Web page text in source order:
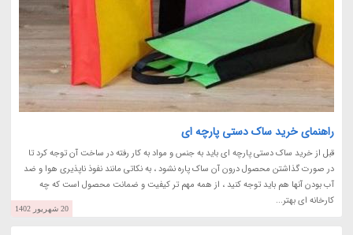
راهنمای خرید ساک دستی پارچه ای
قبل از خرید ساک دستی پارچه ای باید به جنس و مواد به کار رفته در ساخت آن توجه کرد تا
در صورت گذاشتن محصول درون آن ساک پاره نشود ، به نکاتی مانند نفوذ ناپذیری هوا و ضد
آب بودن آنها هم باید توجه کنید ، از همه مهم تر کیفیت و ضمانت محصول است که چه
کارخانه ای بهتر...
20 شهریور 1402